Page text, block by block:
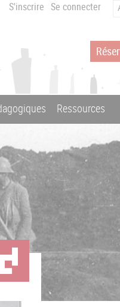
S'inscrire Se connecter
Ressources